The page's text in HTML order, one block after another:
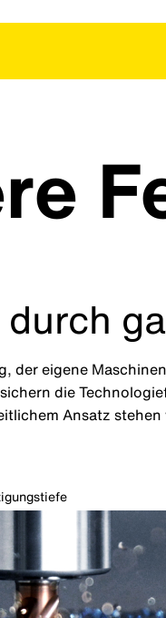
der eigene
die
Ansatz